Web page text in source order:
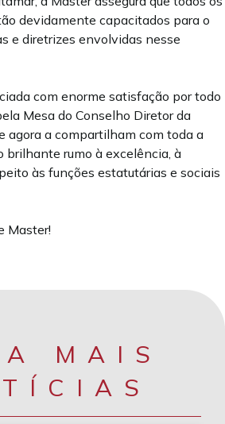
devidamente capacitados para o
e diretrizes envolvidas nesse
com enorme satisfação por todo
Mesa do Conselho Diretor da
agora a compartilham com toda a
brilhante rumo à excelência, à
às funções estatutárias e sociais
Master!
MAIS